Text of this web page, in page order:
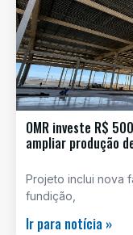
OMR investe R$
ampliar produção
Projeto inclui nova
fundição,
Ir para notícia »